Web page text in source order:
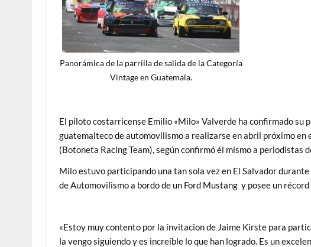
Panorámica de la parrilla de salida de la Categoría
Vintage en Guatemala.
El piloto costarricense Emilio «Milo» Valverde ha confirmado su
guatemalteco de automovilismo a realizarse en abril próximo
(Botoneta Racing Team), según confirmó él mismo a periodistas
Milo estuvo participando una tan sola vez en El Salvador
de Automovilismo a bordo de un Ford Mustang y posee un
«Estoy muy contento por la invitacion de Jaime Kirste para
la vengo siguiendo y es increíble lo que han logrado. Es un